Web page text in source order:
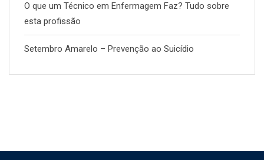
O que um Técnico em Enfermagem Faz? Tudo sobre
esta profissão
Setembro Amarelo – Prevenção ao Suicídio